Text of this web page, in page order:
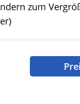
zum